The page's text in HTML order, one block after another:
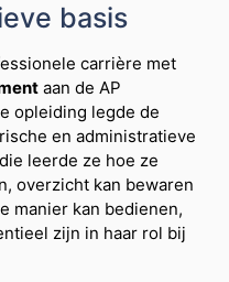
basis
carrière met
aan de AP
opleiding legde de
en administratieve
leerde ze hoe ze
overzicht kan bewaren
manier kan bedienen,
zijn in haar rol bij